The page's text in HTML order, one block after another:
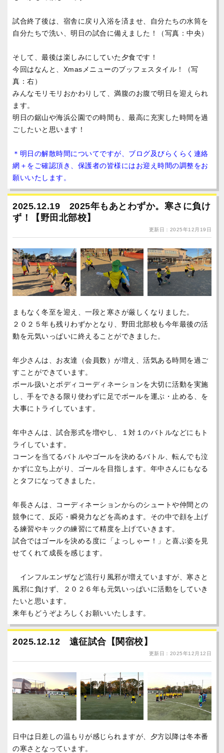
試合終了後は、宿舎に戻り入浴を済ませ、自分たちの水筒を
自分たちで洗い、明日の試合に備えました！
（写真：中央）
そして、最後は楽しみにしていた夕食です！
今回はなんと、Xmasメニューのブッフェスタイル！（写
真：右）
みんなモリモリおかわりして、満腹のお腹で明日を迎えられ
ます。
明日の鋸山や海浜公園での時間も、最高に充実した時間を過
ごしたいと思います！
＊明日の解散時間についてですが、ブログ及びらくらく連絡
網＋をご確認頂き、保護者の皆様にはお迎え時間の調整をお
願いいたします。
2025.12.19 2025年もあとわずか。寒さに負け
ず！【野田北部校】
更新日：2025年12月19日
まもなく冬至を迎え、一段と寒さが厳しくなりました。
２０２５年も残りわずかとなり、野田北部校も今年最後の活
動を元気いっぱいに終えることができました。
年少さんは、お友達（会員数）が増え、活気ある時間を過ご
すことができています。
ボール扱いとボディコーディネーションを大切に活動を実施
し、手をできる限り使わずに足でボールを運ぶ・止める、を
大事にトライしています。
年中さんは、試合形式を増やし、１対１のバトルなどにもト
ライしています。
コーンを当てるバトルやゴールを決めるバトル、転んでも泣
かずに立ち上がり、ゴールを目指します。年中さんにもなる
とタフになってきました。
年長さんは、コーディネーションからのシュートや仲間との
競争にて、反応・瞬発力などを高めます。その中で顔を上げ
る練習やキックの練習にて精度を上げていきます。
試合ではゴールを決める度に「よっしゃー！」と喜ぶ姿を見
せてくれて成長を感じます。
インフルエンザなど流行り風邪が増えていますが、寒さと
風邪に負けず、２０２６年も元気いっぱいに活動をしていき
たいと思います。
来年もどうぞよろしくお願いいたします。
2025.12.12 遠征試合【関宿校】
更新日：2025年12月12日
日中は日差しの温もりが感じられますが、夕方以降は冬本番
の寒さとなっています。